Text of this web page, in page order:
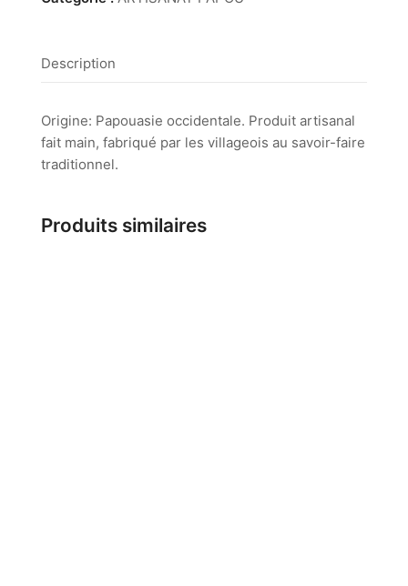
Description
Origine: Papouasie occidentale. Produit artisanal
fait main, fabriqué par les villageois au savoir-faire
traditionnel.
Produits similaires